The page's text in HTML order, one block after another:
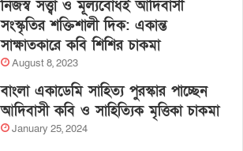
নিজস্ব সত্ত্বা ও মূল্যবোধই আদিবাসী
সংস্কৃতির শক্তিশালী দিক: একান্ত
সাক্ষাতকারে কবি শিশির চাকমা
August 8, 2023
বাংলা একাডেমি সাহিত্য পুরস্কার পাচ্ছেন
আদিবাসী কবি ও সাহিত্যিক মৃত্তিকা চাকমা
January 25, 2024